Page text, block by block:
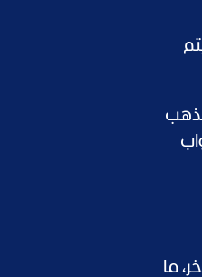
الذهب
للاستجواب
ما